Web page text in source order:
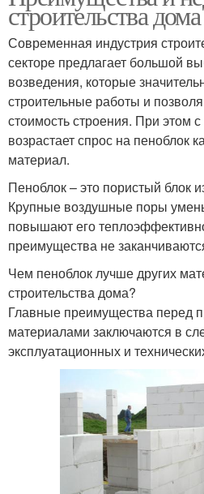
строительства
Современная индустрия
секторе предлагает большой
возведения, которые
строительные работы и
стоимость строения. При этом
возрастает спрос на пеноблок
материал.
Пеноблок – это пористый блок
Крупные воздушные поры
повышают его
преимущества не
Чем пеноблок лучше других
строительства дома?
Главные преимущества перед
материалами заключаются в
эксплуатационных и